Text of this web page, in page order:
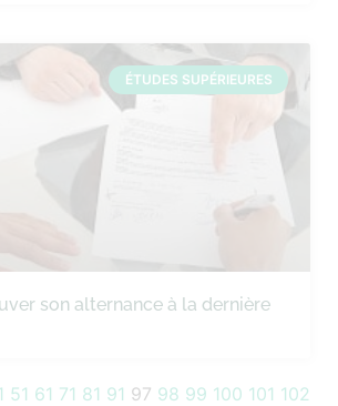
ÉTUDES SUPÉRIEURES
son alternance à la dernière
51 61 71 81 91 97 98 99 100 101 102